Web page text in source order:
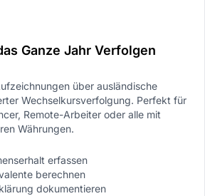
Ganze Jahr Verfolgen
über ausländische
Wechselkursverfolgung. Perfekt für
Remote-Arbeiter oder alle mit
Währungen.
erfassen
berechnen
dokumentieren